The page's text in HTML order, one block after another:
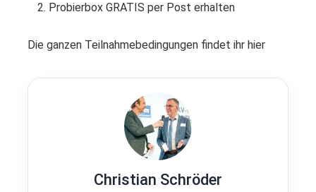
Probierbox GRATIS per Post erhalten
Die ganzen Teilnahmebedingungen findet ihr hier
Christian Schröder